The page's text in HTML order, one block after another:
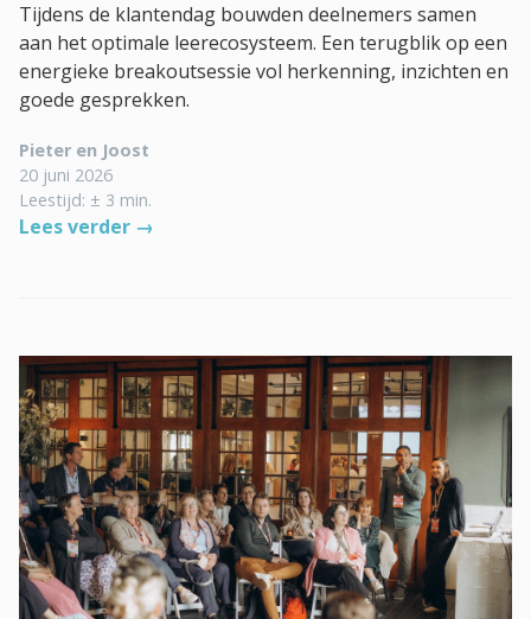
Tijdens de klantendag bouwden deelnemers samen
aan het optimale leerecosysteem. Een terugblik op een
energieke breakoutsessie vol herkenning, inzichten en
goede gesprekken.
Pieter en Joost
20 juni 2026
Leestijd: ± 3 min.
Lees verder →